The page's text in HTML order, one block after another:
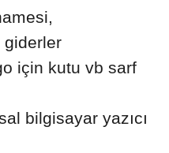
giderler
için kutu vb sarf
bilgisayar yazıcı